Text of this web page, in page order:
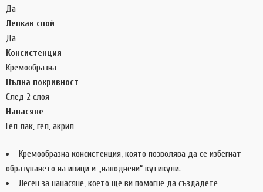
Да
Лепкав слой
Да
Консистенция
Кремообразна
Пълна покривност
След 2 слоя
Нанасяне
Гел лак, гел, акрил
Кремообразна консистенция, която позволява да се избегнат
образуването на ивици и „наводнени“ кутикули.
Лесен за нанасяне, което ще ви помогне да създадете